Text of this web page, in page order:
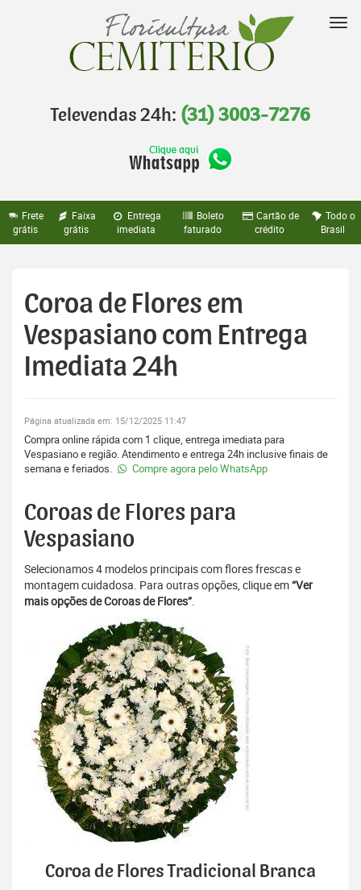
Televendas 24h: (31) 3003-7276
Frete
grátis
Faixa
grátis
Entrega
imediata
Boleto
faturado
Cartão de
crédito
Todo o
Brasil
Coroa de Flores em
Vespasiano com Entrega
Imediata 24h
Página atualizada em: 15/12/2025 11:47
Compra online rápida com 1 clique, entrega imediata para
Vespasiano e região. Atendimento e entrega 24h inclusive finais de
semana e feriados.
Compre agora pelo WhatsApp
Coroas de Flores para
Vespasiano
Selecionamos 4 modelos principais com flores frescas e
montagem cuidadosa. Para outras opções, clique em“Ver
mais opções de Coroas de Flores”.
Coroa de Flores Tradicional Branca